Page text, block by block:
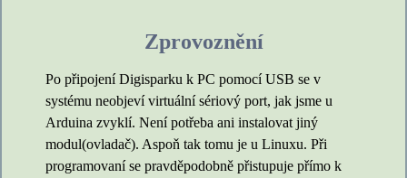
Zprovoznění
Po připojení Digisparku k PC pomocí USB se v
systému neobjeví virtuální sériový port, jak jsme u
Arduina zvyklí. Není potřeba ani instalovat jiný
modul(ovladač). Aspoň tak tomu je u Linuxu. Při
programovaní se pravděpodobně přistupuje přímo k